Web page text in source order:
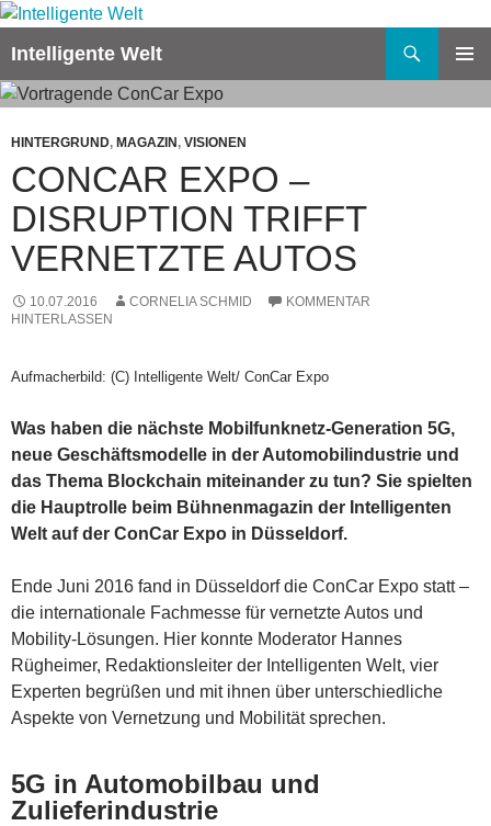
Zum
springen
Intelligente Welt
HINTERGRUND, MAGAZIN, VISIONEN
CONCAR EXPO –
DISRUPTION TRIFFT
VERNETZTE AUTOS
10.07.2016 CORNELIA SCHMID
KOMMENTAR
HINTERLASSEN
Aufmacherbild: (C) Intelligente Welt/ ConCar Expo
Was haben die nächste Mobilfunknetz-Generation 5G,
neue Geschäftsmodelle in der Automobilindustrie und
das Thema Blockchain miteinander zu tun? Sie spielten
die Hauptrolle beim Bühnenmagazin der Intelligenten
Welt auf der ConCar Expo in Düsseldorf.
Ende Juni 2016 fand in Düsseldorf die ConCar Expo statt –
die internationale Fachmesse für vernetzte Autos und
Mobility-Lösungen. Hier konnte Moderator Hannes
Rügheimer, Redaktionsleiter der Intelligenten Welt, vier
Experten begrüßen und mit ihnen über unterschiedliche
Aspekte von Vernetzung und Mobilität sprechen.
5G in Automobilbau und
Zulieferindustrie